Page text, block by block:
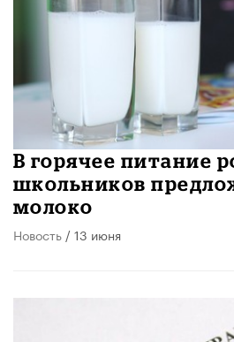
В горячее питание
школьников
молоко
Новость / 13 июня